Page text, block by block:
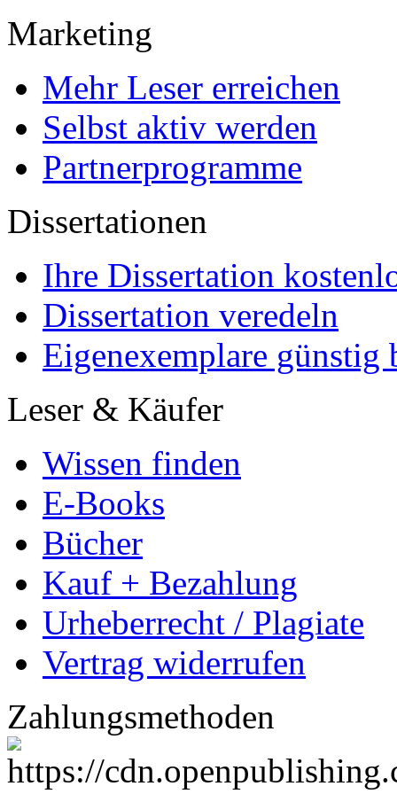
Marketing
Mehr Leser erreichen
Selbst aktiv werden
Partnerprogramme
Dissertationen
Ihre Dissertation
Dissertation veredeln
Eigenexemplare günstig
Leser & Käufer
Wissen finden
E-Books
Bücher
Kauf + Bezahlung
Urheberrecht / Plagiate
Vertrag widerrufen
Zahlungsmethoden